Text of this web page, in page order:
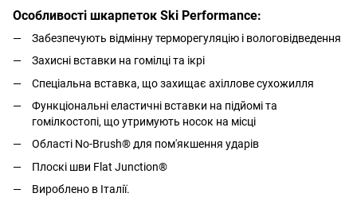
Особливості шкарпеток Ski Performance:
Забезпечують відмінну терморегуляцію і вологовідведення
Захисні вставки на гомілці та ікрі
Спеціальна вставка, що захищає ахіллове сухожилля
Функціональні еластичні вставки на підйомі та
гомілкостопі, що утримують носок на місці
Області No-Brush® для пом'якшення ударів
Плоскі шви Flat Junction®
Вироблено в Італії.